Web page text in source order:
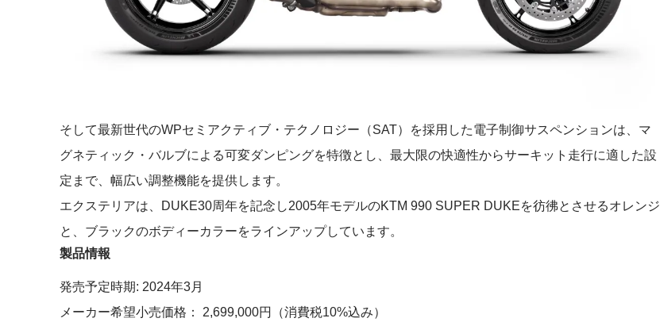
そして最新世代のWPセミアクティブ・テクノロジー（SAT）を採用した電子制御サスペンションは、マ
グネティック・バルブによる可変ダンピングを特徴とし、最大限の快適性からサーキット走行に適した設
定まで、幅広い調整機能を提供します。
エクステリアは、DUKE30周年を記念し2005年モデルのKTM 990 SUPER DUKEを彷彿とさせるオレンジ
と、ブラックのボディーカラーをラインアップしています。
製品情報
発売予定時期: 2024年3月
メーカー希望小売価格： 2,699,000円（消費税10%込み）